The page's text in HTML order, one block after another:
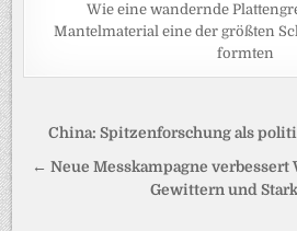
Wie eine wandernde
Mantelmaterial eine der größten
formten
Beitragsnavigation
China: Spitzenforschung als
← Neue Messkampagne verbessert
Gewittern und